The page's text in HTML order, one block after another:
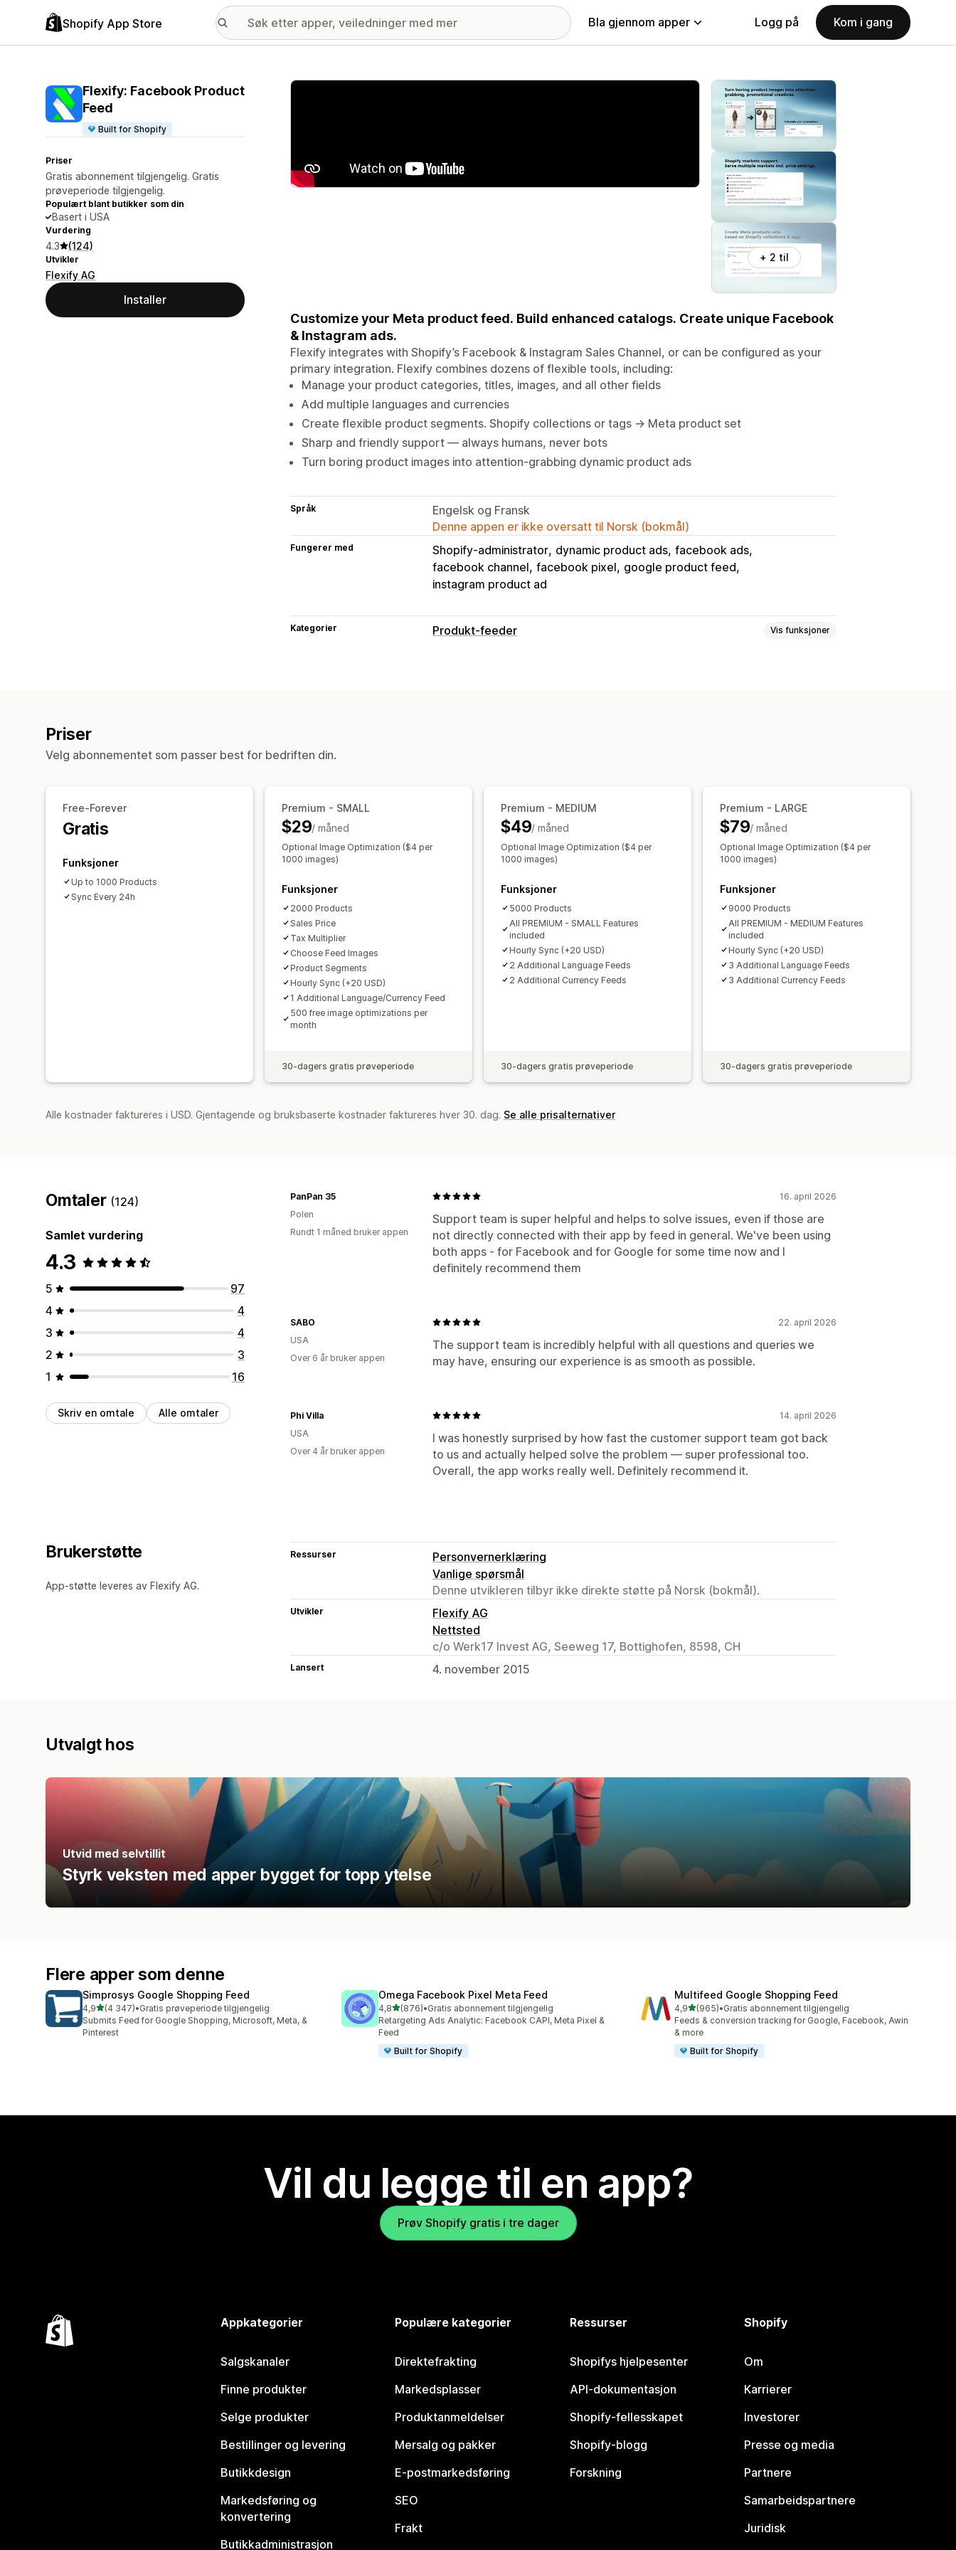
Shopify App Store Bla gjennom apper Logg på Kom i gang
Flexify: Facebook Product
Feed
Built for Shopify
Priser
Gratis abonnement tilgjengelig. Gratis
prøveperiode tilgjengelig.
Populært blant butikker som din
Basert i USA
Vurdering
4.3 (124)
Utvikler
Flexify AG
Installer
Galleri med fremhevede bilder
+ 2 til
Customize your Meta product feed. Build enhanced catalogs. Create unique Facebook
& Instagram ads.
Flexify integrates with Shopify’s Facebook & Instagram Sales Channel, or can be configured as your
primary integration. Flexify combines dozens of flexible tools, including:
Manage your product categories, titles, images, and all other fields
Add multiple languages and currencies
Create flexible product segments. Shopify collections or tags → Meta product set
Sharp and friendly support — always humans, never bots
Turn boring product images into attention-grabbing dynamic product ads
Språk
Engelsk og Fransk
Denne appen er ikke oversatt til Norsk (bokmål)
Fungerer med Shopify-administrator dynamic product ads facebook ads
facebook channel facebook pixel google product feed
instagram product ad
Kategorier Produkt-feeder Vis funksjoner
Planlagt synkronisering
Produktvalg
GTIN-administrasjon Hastighetsoptimalisering Multi-format
Priser
Velg abonnementet som passer best for bedriften din.
Free-Forever
Gratis
Funksjoner
Up to 1000 Products
Sync Every 24h
Premium - SMALL
$29/ måned
Optional Image Optimization ($4 per
1000 images)
Funksjoner
2000 Products
Sales Price
Tax Multiplier
Choose Feed Images
Product Segments
Hourly Sync (+20 USD)
1 Additional Language/Currency Feed
500 free image optimizations per
month
30-dagers gratis prøveperiode
Premium - MEDIUM
$49/ måned
Optional Image Optimization ($4 per
1000 images)
Funksjoner
5000 Products
All PREMIUM - SMALL Features
included
Hourly Sync (+20 USD)
2 Additional Language Feeds
2 Additional Currency Feeds
30-dagers gratis prøveperiode
Premium - LARGE
$79/ måned
Optional Image Optimization ($4 per
1000 images)
Funksjoner
9000 Products
All PREMIUM - MEDIUM Features
included
Hourly Sync (+20 USD)
3 Additional Language Feeds
3 Additional Currency Feeds
30-dagers gratis prøveperiode
Alle kostnader faktureres i USD. Gjentagende og bruksbaserte kostnader faktureres hver 30. dag. Se alle prisalternativer
Omtaler (124)
Samlet vurdering
4.3
5
97
4
4
3
4
2
3
1
16
Skriv en omtale Alle omtaler
16. april 2026
Support team is super helpful and helps to solve issues, even if those are
not directly connected with their app by feed in general. We've been using
both apps - for Facebook and for Google for some time now and I
definitely recommend them
PanPan 35
Polen
Rundt 1 måned bruker appen
22. april 2026
The support team is incredibly helpful with all questions and queries we
may have, ensuring our experience is as smooth as possible.
SABO
USA
Over 6 år bruker appen
14. april 2026
I was honestly surprised by how fast the customer support team got back
to us and actually helped solve the problem — super professional too.
Overall, the app works really well. Definitely recommend it.
Phi Villa
USA
Over 4 år bruker appen
Brukerstøtte
App-støtte leveres av Flexify AG.
Ressurser
Personvernerklæring
Vanlige spørsmål
Denne utvikleren tilbyr ikke direkte støtte på Norsk (bokmål).
Utvikler
Flexify AG
Nettsted
c/o Werk17 Invest AG, Seeweg 17, Bottighofen, 8598, CH
Lansert 4. november 2015
Utvalgt hos
Utvid med selvtillit
Styrk veksten med apper bygget for topp ytelse
Flere apper som denne
Simprosys Google Shopping Feed
4,9av 5 stjerner
(4 347)
Totalt 4347 omtaler
•Gratis prøveperiode tilgjengelig
Submits Feed for Google Shopping, Microsoft, Meta, &
Pinterest
Omega Facebook Pixel Meta Feed
4,8av 5 stjerner
(876)
Totalt 876 omtaler
•Gratis abonnement tilgjengelig
Retargeting Ads Analytic: Facebook CAPI, Meta Pixel &
Feed
Built for Shopify
Multifeed Google Shopping Feed
4,9av 5 stjerner
(965)
Totalt 965 omtaler
•Gratis abonnement tilgjengelig
Feeds & conversion tracking for Google, Facebook, Awin
& more
Built for Shopify
Vil du legge til en app?
Prøv Shopify gratis i tre dager
Appkategorier
Salgskanaler
Finne produkter
Selge produkter
Bestillinger og levering
Butikkdesign
Markedsføring og
konvertering
Butikkadministrasjon
Populære kategorier
Direktefrakting
Markedsplasser
Produktanmeldelser
Mersalg og pakker
E-postmarkedsføring
SEO
Frakt
Ressurser
Shopifys hjelpesenter
API-dokumentasjon
Shopify-fellesskapet
Shopify-blogg
Forskning
Shopify
Om
Karrierer
Investorer
Presse og media
Partnere
Samarbeidspartnere
Juridisk